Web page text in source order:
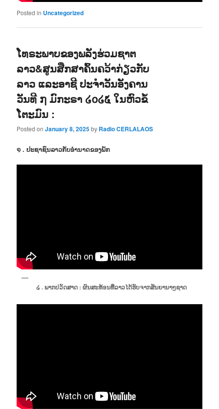
Posted in Uncategorized
ໂທຣະພາບຂອງພລັງຮ່ວມຊາຕ
ລາວ&ສູນສືກສາຄົ້ນຄວ້າກ່ຽວກັບ
ລາວ ແລະອາຊີ ປະຈຳວັນອັງຄານ
ວັນທີ ໗ ມົກະຣາ ໒໐໒໕ ໃນຫົວຂໍ້
ໂຕະມົນ :
Posted onJanuary 8, 2025by Radio CERLALAOS
໑ . ປະຊາຊົນລາວກັບອຳນາດຂອງພັກ
໒ . ພາກປວັດສາດ : ຜົນສະທ້ອນທີ່ລາວໄດ້ຮັບຈາກສັນຍານາໆຊາດ